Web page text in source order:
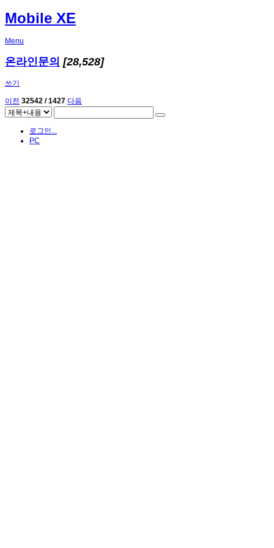
Mobile XE
Menu
온라인문의 [28,528]
쓰기
이전 32542 / 1427 다음
로그인...
PC